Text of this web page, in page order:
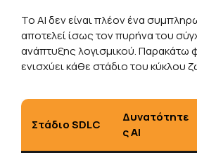
Το AI δεν είναι πλέον ένα
αποτελεί ίσως τον πυρήνα του
ανάπτυξης λογισμικού. Παρακάτω
ενισχύει κάθε στάδιο του κύκλου
Στάδιο SDLC
Δυνατότητε
ς AI